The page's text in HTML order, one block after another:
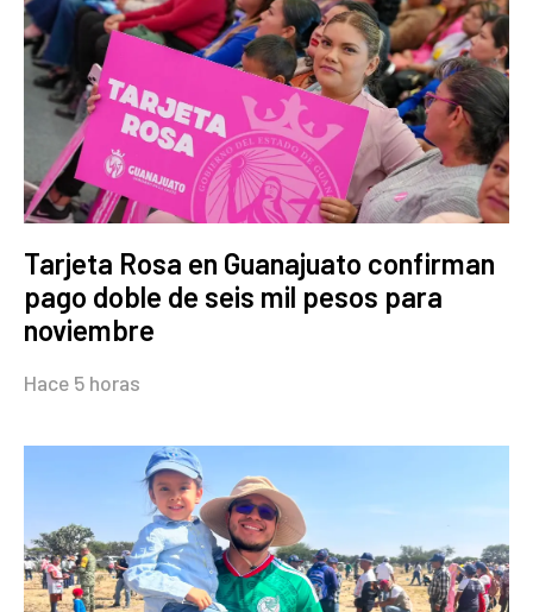
Tarjeta Rosa en Guanajuato confirman
pago doble de seis mil pesos para
noviembre
Hace 5 horas